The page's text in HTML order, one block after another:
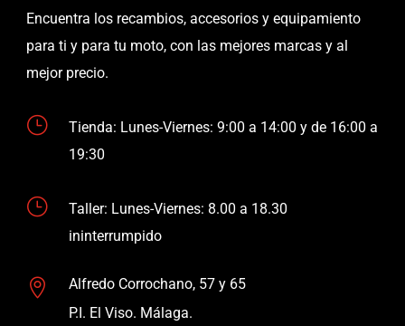
Encuentra los recambios, accesorios y equipamiento
para ti y para tu moto, con las mejores marcas y al
mejor precio.
}
Tienda: Lunes-Viernes: 9:00 a 14:00 y de 16:00 a
19:30
}
Taller: Lunes-Viernes: 8.00 a 18.30
ininterrumpido

Alfredo Corrochano, 57 y 65
P.I. El Viso. Málaga.